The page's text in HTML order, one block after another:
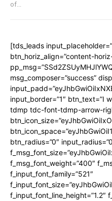
of...
[tds_leads
btn_horiz_align=”content-
msg_composer=”success”
input_border=”1″ btn_text=”I
tdmp tdc-font-tdmp-arrow-
btn_radius=”0″
f_msg_font_weight=”400″
f_input_font_family=”521″
f_input_font_line_height=”1.2″